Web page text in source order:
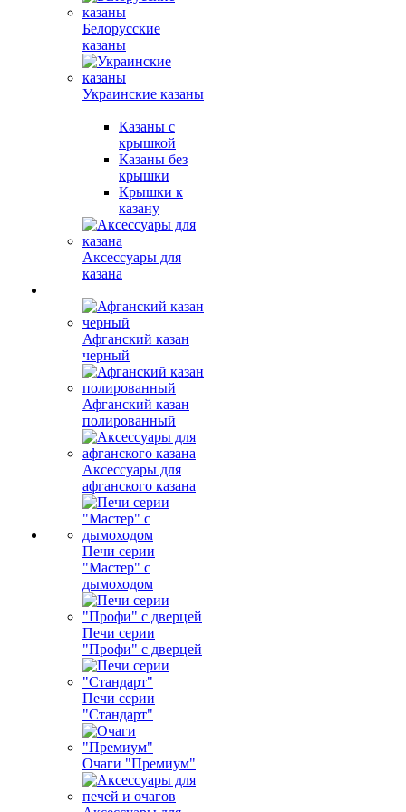
Белорусские
казаны
Украинские казаны
Казаны с
крышкой
Казаны без
крышки
Крышки к
казану
Аксессуары для
казана
Афганский казан
черный
Афганский казан
полированный
Аксессуары для
афганского казана
Печи серии
"Мастер" с
дымоходом
Печи серии
"Профи" с дверцей
Печи серии
"Стандарт"
Очаги "Премиум"